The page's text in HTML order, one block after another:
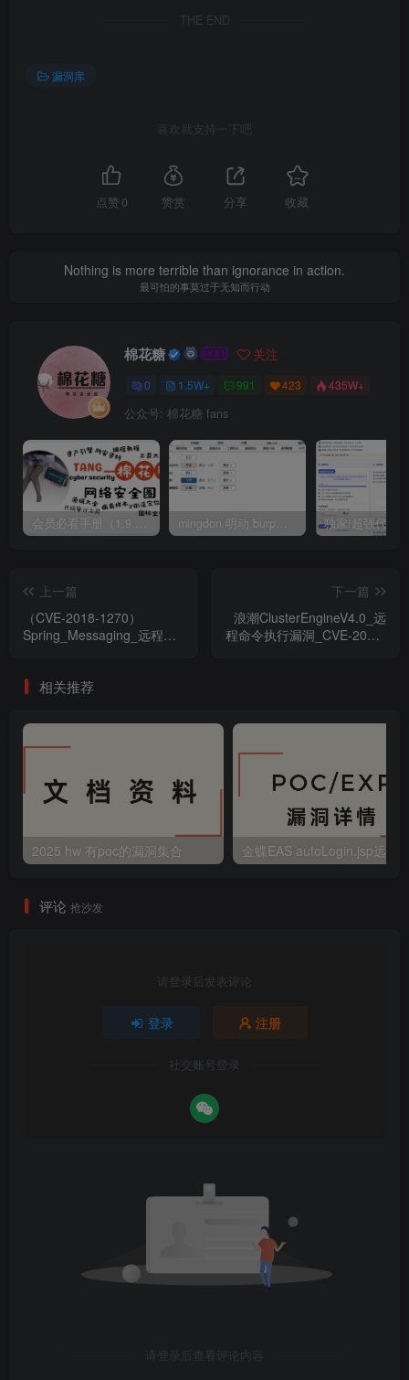
THE END
漏洞库
喜欢就支持一下吧
点赞 0 赞赏 分享 收藏
Nothing is more terrible than ignorance in action.
最可怕的事莫过于无知而行动
棉花糖 关注
0 1.5W+ 991 423 435W+
公众号: 棉花糖 fans
会员必看手册（1.9.0版本 26.4.5更新） mingdon 明动 burp插件0.2.6版本 本地时间校验去除版
上一篇
（CVE-2018-1270）
Spring_Messaging_远程命
下一篇
浪潮ClusterEngineV4.0_远
程命令执行漏洞_CVE-2020-
相关推荐
2025 hw 有poc的漏洞集合
评论 抢沙发
请登录后发表评论
登录 注册
社交账号登录
请登录后查看评论内容